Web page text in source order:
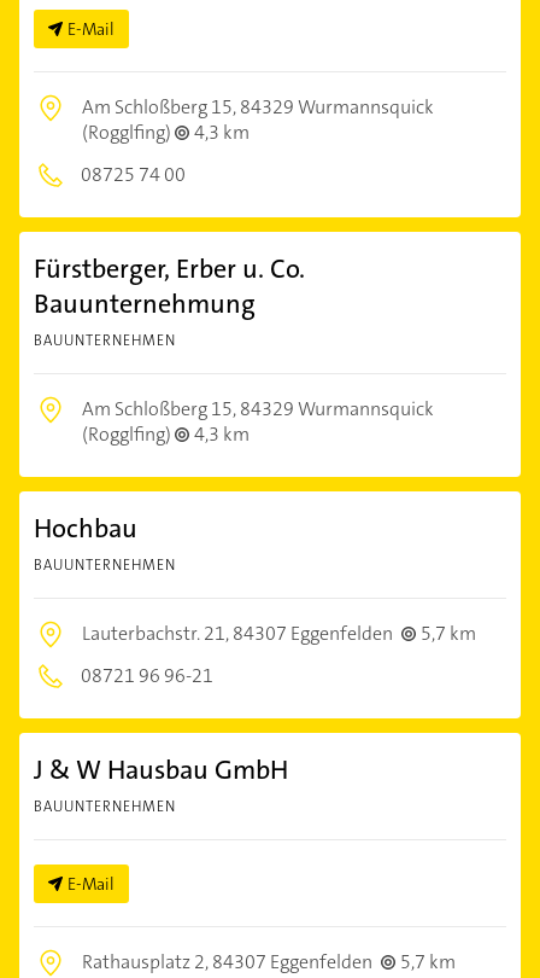
E-Mail
Am Schloßberg 15,84329 Wurmannsquick
(Rogglfing)
4,3 km
08725 74 00
Fürstberger, Erber u. Co.
Bauunternehmung
BAUUNTERNEHMEN
Am Schloßberg 15,84329 Wurmannsquick
(Rogglfing)
4,3 km
Hochbau
BAUUNTERNEHMEN
Lauterbachstr. 21,84307 Eggenfelden
5,7 km
08721 96 96-21
J & W Hausbau GmbH
BAUUNTERNEHMEN
E-Mail
Rathausplatz 2,84307 Eggenfelden
5,7 km